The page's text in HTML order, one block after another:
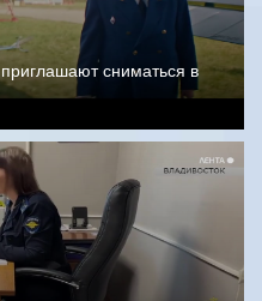
сниматься в